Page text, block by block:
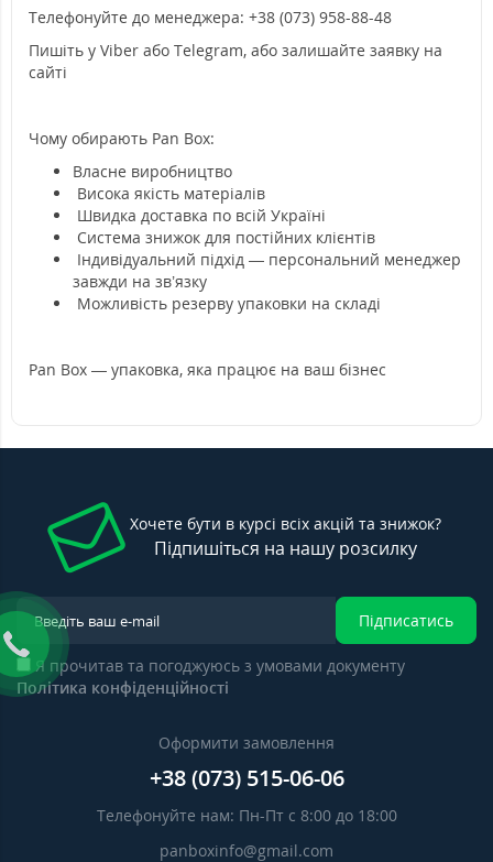
Телефонуйте до менеджера: +38 (073) 958-88-48
Пишіть у Viber або Telegram, або залишайте заявку на
сайті
Чому обирають Pan Box:
Власне виробництво
Висока якість матеріалів
Швидка доставка по всій Україні
Система знижок для постійних клієнтів
Індивідуальний підхід — персональний менеджер
завжди на зв’язку
Можливість резерву упаковки на складі
Pan Box — упаковка, яка працює на ваш бізнес
Хочете бути в курсі всіх акцій та знижок?
Підпишіться на нашу розсилку
Підписатись
Я прочитав та погоджуюсь з умовами документу
Політика конфіденційності
Оформити замовлення
+38 (073) 515-06-06
Телефонуйте нам: Пн-Пт с 8:00 до 18:00
panboxinfo@gmail.com